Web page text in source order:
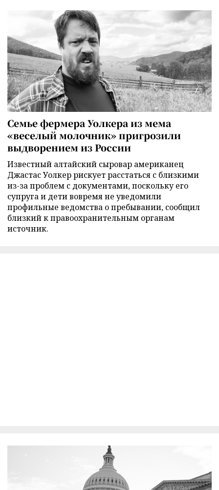
Семье фермера Уолкера из мема
«веселый молочник» пригрозили
выдворением из России
Известный алтайский сыровар американец
Джастас Уолкер рискует расстаться с близкими
из-за проблем с документами, поскольку его
супруга и дети вовремя не уведомили
профильные ведомства о пребывании, сообщил
близкий к правоохранительным органам
источник.